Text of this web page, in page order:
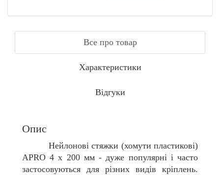
Все про товар
Характеристики
Відгуки
Опис
Нейлонові стяжки (хомути пластикові)
APRO 4 х 200 мм- дуже популярні і часто
застосовуються для різних видів кріплень.